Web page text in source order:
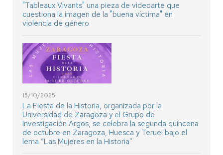
"Tableaux Vivants" una pieza de videoarte que
cuestiona la imagen de la "buena víctima" en
violencia de género
15/10/2025
La Fiesta de la Historia, organizada por la
Universidad de Zaragoza y el Grupo de
Investigación Argos, se celebra la segunda quincena
de octubre en Zaragoza, Huesca y Teruel bajo el
lema “Las Mujeres en la Historia”